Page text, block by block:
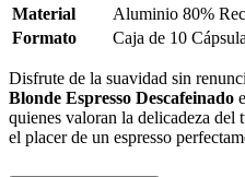
Material
Aluminio 80%
Formato
Caja de 10
Disfrute de la suavidad sin
Blonde Espresso Descafeinado
quienes valoran la delicadeza del
el placer de un espresso